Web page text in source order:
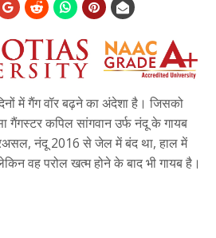
में गैंग वॉर बढ़ने का अंदेशा है। जिसको
गैंगस्टर कपिल सांगवान उर्फ नंदू के गायब
नंदू 2016 से जेल में बंद था, हाल में
वह परोल खत्म होने के बाद भी गायब है।